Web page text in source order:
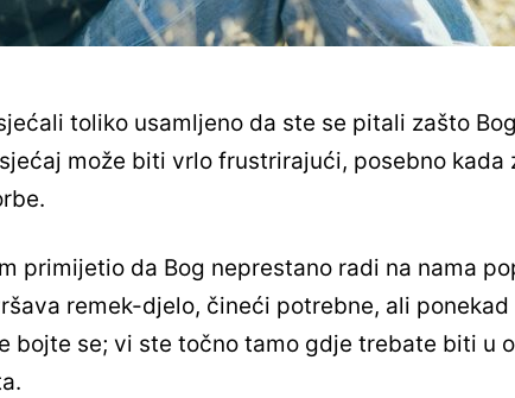
toliko usamljeno da ste se pitali zašto
može biti vrlo frustrirajući, posebno kada
primijetio da Bog neprestano radi na nama
remek-djelo, čineći potrebne, ali ponekad
bojte se; vi ste točno tamo gdje trebate biti u